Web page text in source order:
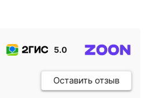
5.0
Оставить отзыв